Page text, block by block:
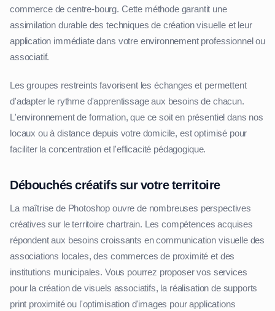
commerce de centre-bourg. Cette méthode garantit une
assimilation durable des techniques de création visuelle et leur
application immédiate dans votre environnement professionnel ou
associatif.
Les groupes restreints favorisent les échanges et permettent
d'adapter le rythme d'apprentissage aux besoins de chacun.
L'environnement de formation, que ce soit en présentiel dans nos
locaux ou à distance depuis votre domicile, est optimisé pour
faciliter la concentration et l'efficacité pédagogique.
Débouchés créatifs sur votre territoire
La maîtrise de Photoshop ouvre de nombreuses perspectives
créatives sur le territoire chartrain. Les compétences acquises
répondent aux besoins croissants en communication visuelle des
associations locales, des commerces de proximité et des
institutions municipales. Vous pourrez proposer vos services
pour la création de visuels associatifs, la réalisation de supports
print proximité ou l'optimisation d'images pour applications